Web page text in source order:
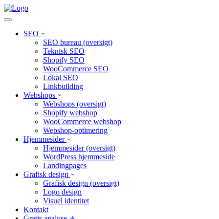
SEO
SEO bureau (oversigt)
Teknisk SEO
Shopify SEO
WooCommerce SEO
Lokal SEO
Linkbuilding
Webshops
Webshops (oversigt)
Shopify webshop
WooCommerce webshop
Webshop-optimering
Hjemmesider
Hjemmesider (oversigt)
WordPress hjemmeside
Landingpages
Grafisk design
Grafisk design (oversigt)
Logo design
Visuel identitet
Kontakt